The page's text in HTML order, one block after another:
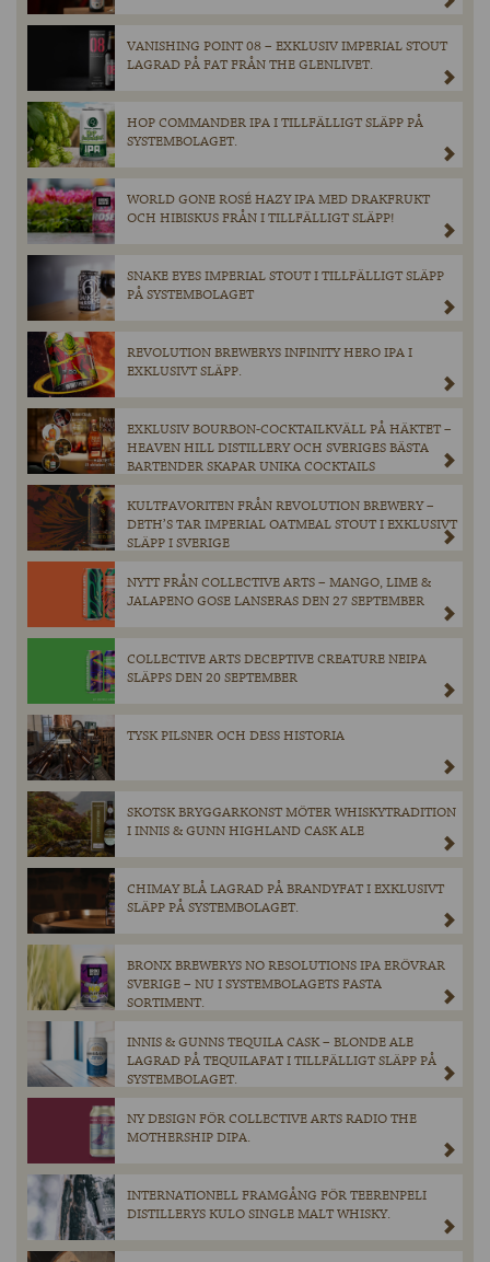
VANISHING POINT 08 – EXKLUSIV IMPERIAL STOUT
LAGRAD PÅ FAT FRÅN THE GLENLIVET.
HOP COMMANDER IPA I TILLFÄLLIGT SLÄPP PÅ
SYSTEMBOLAGET.
WORLD GONE ROSÉ HAZY IPA MED DRAKFRUKT
OCH HIBISKUS FRÅN I TILLFÄLLIGT SLÄPP!
SNAKE EYES IMPERIAL STOUT I TILLFÄLLIGT SLÄPP
PÅ SYSTEMBOLAGET
REVOLUTION BREWERYS INFINITY HERO IPA I
EXKLUSIVT SLÄPP.
EXKLUSIV BOURBON-COCKTAILKVÄLL PÅ HÄKTET –
HEAVEN HILL DISTILLERY OCH SVERIGES BÄSTA
BARTENDER SKAPAR UNIKA COCKTAILS
KULTFAVORITEN FRÅN REVOLUTION BREWERY –
DETH’S TAR IMPERIAL OATMEAL STOUT I EXKLUSIVT
SLÄPP I SVERIGE
NYTT FRÅN COLLECTIVE ARTS – MANGO, LIME &
JALAPENO GOSE LANSERAS DEN 27 SEPTEMBER
COLLECTIVE ARTS DECEPTIVE CREATURE NEIPA
SLÄPPS DEN 20 SEPTEMBER
TYSK PILSNER OCH DESS HISTORIA
SKOTSK BRYGGARKONST MÖTER WHISKYTRADITION
I INNIS & GUNN HIGHLAND CASK ALE
CHIMAY BLÅ LAGRAD PÅ BRANDYFAT I EXKLUSIVT
SLÄPP PÅ SYSTEMBOLAGET.
BRONX BREWERYS NO RESOLUTIONS IPA ERÖVRAR
SVERIGE – NU I SYSTEMBOLAGETS FASTA
SORTIMENT.
INNIS & GUNNS TEQUILA CASK – BLONDE ALE
LAGRAD PÅ TEQUILAFAT I TILLFÄLLIGT SLÄPP PÅ
SYSTEMBOLAGET.
NY DESIGN FÖR COLLECTIVE ARTS RADIO THE
MOTHERSHIP DIPA.
INTERNATIONELL FRAMGÅNG FÖR TEERENPELI
DISTILLERYS KULO SINGLE MALT WHISKY.